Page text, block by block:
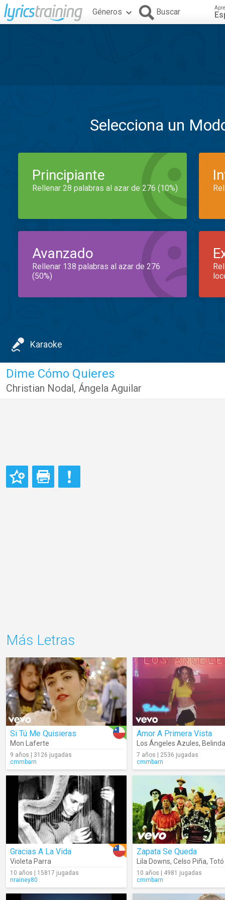
Géneros Buscar
Selecciona un
Principiante
Rellenar 28 palabras al azar de 276 (10%)
Avanzado
Rellenar 138 palabras al azar de 276
(50%)
Karaoke
Dime Cómo Quieres
Christian Nodal, Ángela Aguilar
Más Letras
Si Tú Me Quisieras
Mon Laferte
9 años | 3126 jugadas
cmmbarn
Amor A Primera Vista
Los Ángeles Azules, Belinda
7 años | 2536 jugadas
cmmbarn
Gracias A La Vida
Violeta Parra
10 años | 15817 jugadas
nrainey80
Zapata Se Queda
Lila Downs, Celso Piña, Totó La
10 años | 4981 jugadas
cmmbarn